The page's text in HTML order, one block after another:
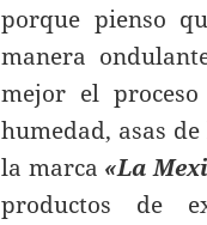
porque pienso
manera
mejor el
humedad, asas
la marca «La
productos de